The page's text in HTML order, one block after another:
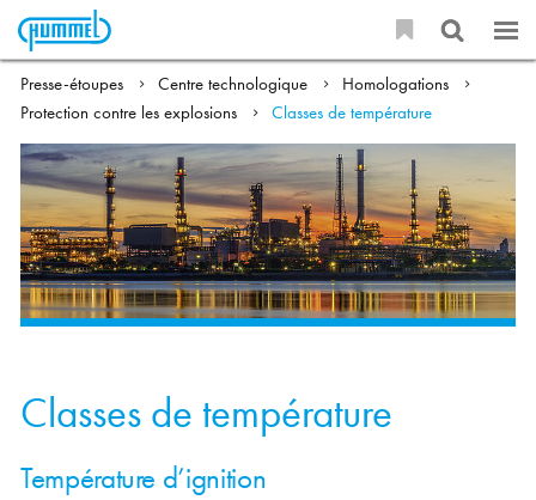
Presse-étoupes Centre technologique
Homologations
Protection contre les explosions
Classes de température
Classes de température
Température d’ignition